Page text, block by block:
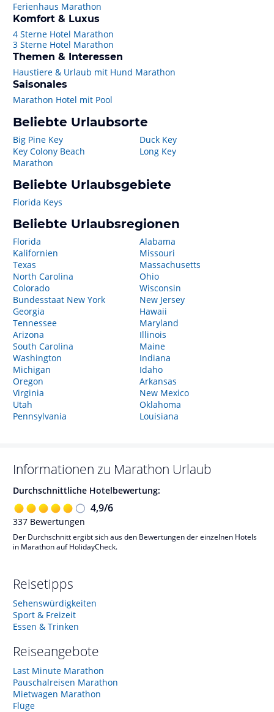
Ferienhaus Marathon
Komfort & Luxus
4 Sterne Hotel Marathon
3 Sterne Hotel Marathon
Themen & Interessen
Haustiere & Urlaub mit Hund Marathon
Saisonales
Marathon Hotel mit Pool
Beliebte Urlaubsorte
Big Pine Key
Key Colony Beach
Marathon
Duck Key
Long Key
Beliebte Urlaubsgebiete
Florida Keys
Beliebte Urlaubsregionen
Florida
Kalifornien
Texas
North Carolina
Colorado
Bundesstaat New York
Georgia
Tennessee
Arizona
South Carolina
Washington
Michigan
Oregon
Virginia
Utah
Pennsylvania
Alabama
Missouri
Massachusetts
Ohio
Wisconsin
New Jersey
Hawaii
Maryland
Illinois
Maine
Indiana
Idaho
Arkansas
New Mexico
Oklahoma
Louisiana
Informationen zu Marathon Urlaub
Durchschnittliche Hotelbewertung:
4,9/6
337 Bewertungen
Der Durchschnitt ergibt sich aus den Bewertungen der einzelnen Hotels
in Marathon auf HolidayCheck.
Reisetipps
Sehenswürdigkeiten
Sport & Freizeit
Essen & Trinken
Reiseangebote
Last Minute Marathon
Pauschalreisen Marathon
Mietwagen Marathon
Flüge